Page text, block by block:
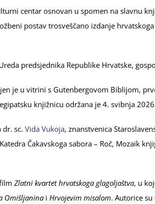
centar osnovan u spomen na slavnu
postav trosveščano izdanje
predsjednika Republike Hrvatske,
je u vitrini s Gutenbergovom Biblijom,
knjižnicu održana je 4. svibnja
dr. sc.Vida Vukoja, znanstvenica
Čakavskoga sabora – Roč, Mozaik
filmZlatni kvartet hrvatskoga glagoljaštva, u
Omišljanina i Hrvojevim misalom. Autorice